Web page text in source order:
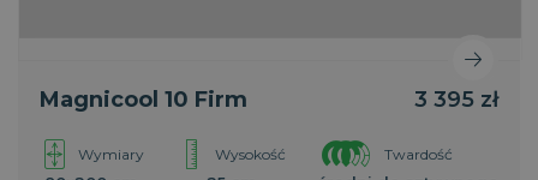
Magnicool 10 Firm 3 395 zł
Wymiary Wysokość Twardość